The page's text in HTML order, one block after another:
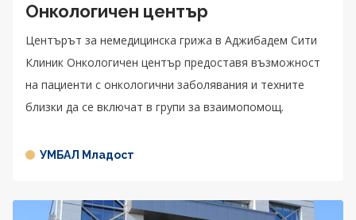
Онкологичен център
Центърът за немедицинска грижа в Аджибадем Сити
Клиник Онкологичен център предоставя възможност
на пациенти с онкологични заболявания и техните
близки да се включат в групи за взаимопомощ.
УМБАЛ Младост